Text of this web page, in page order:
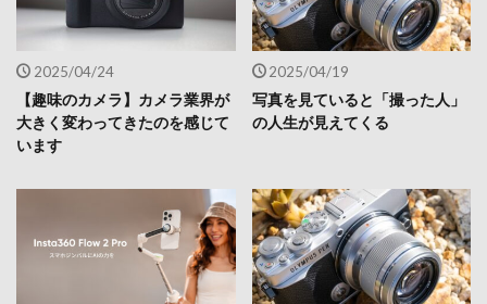
2025/04/24
【趣味のカメラ】カメラ業界が
大きく変わってきたのを感じて
います
2025/04/19
写真を見ていると「撮った人」
の人生が見えてくる